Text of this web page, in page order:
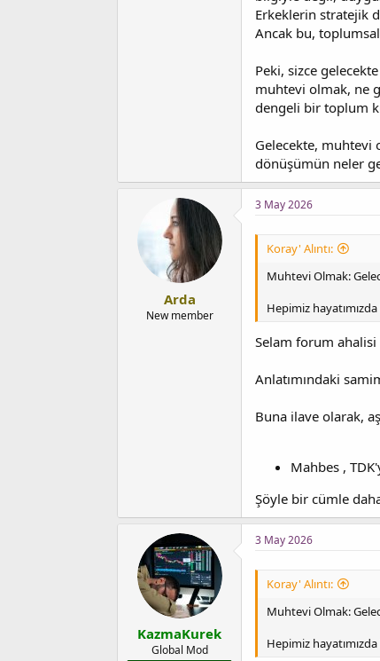
Erkeklerin stratejik
Ancak bu,
Peki, sizce
muhtevi olmak, ne
dengeli bir toplum
Gelecekte, muhtevi
dönüşümün neler
Arda
New member
3 May 2026
Koray' Alıntı:
Muhtevi Olmak:
Hepimiz
Selam forum ahalisi
Anlatımındaki
Buna ilave olarak,
Mahbes ,
Şöyle bir cümle
KazmaKurek
Global Mod
3 May 2026
Koray' Alıntı:
Muhtevi Olmak:
Hepimiz